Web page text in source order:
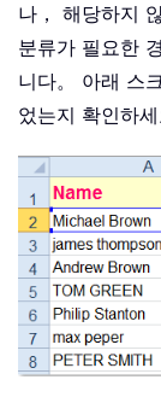
나， 해당하지
분류가 필요한
니다。 아래 스
었는지 확인하세